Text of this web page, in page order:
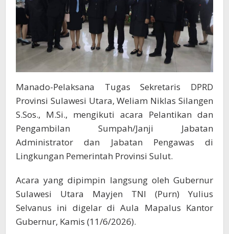
Manado-Pelaksana Tugas Sekretaris DPRD
Provinsi Sulawesi Utara, Weliam Niklas Silangen
S.Sos., M.Si., mengikuti acara Pelantikan dan
Pengambilan Sumpah/Janji Jabatan
Administrator dan Jabatan Pengawas di
Lingkungan Pemerintah Provinsi Sulut.
Acara yang dipimpin langsung oleh Gubernur
Sulawesi Utara Mayjen TNI (Purn) Yulius
Selvanus ini digelar di Aula Mapalus Kantor
Gubernur, Kamis (11/6/2026).